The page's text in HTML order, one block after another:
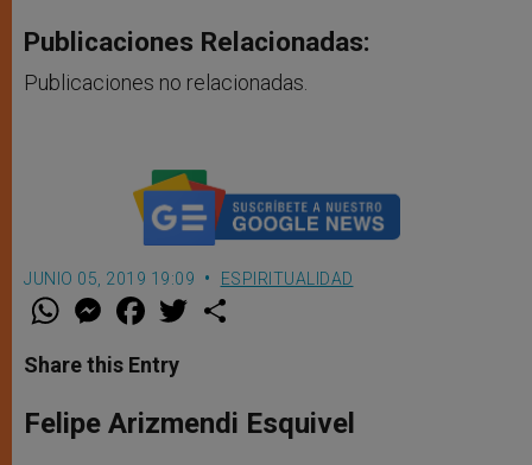
Publicaciones Relacionadas:
Publicaciones no relacionadas.
JUNIO 05, 2019 19:09 ESPIRITUALIDAD
W
t
s
p
p
M
e
s
e
g
e
F
a
e
b
o
k
w
r
Share this Entry
Felipe Arizmendi Esquivel